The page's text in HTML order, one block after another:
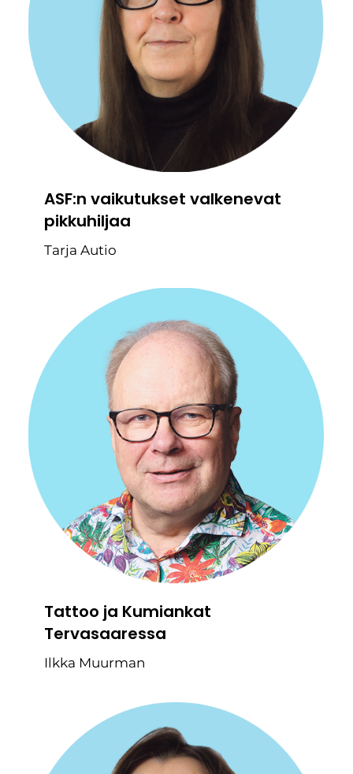
ASF:n vaikutukset valkenevat
pikkuhiljaa
Tarja Autio
Tattoo ja Kumiankat
Tervasaaressa
Ilkka Muurman